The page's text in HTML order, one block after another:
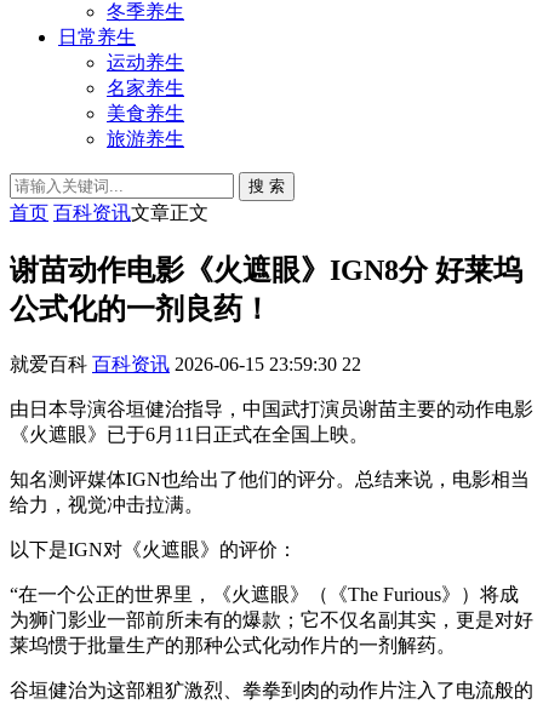
冬季养生
日常养生
运动养生
名家养生
美食养生
旅游养生
搜 索
首页 百科资讯文章正文
谢苗动作电影《火遮眼》IGN8分 好莱坞
公式化的一剂良药！
就爱百科 百科资讯 2026-06-15 23:59:30 22
由日本导演谷垣健治指导，中国武打演员谢苗主要的动作电影
《火遮眼》已于6月11日正式在全国上映。
知名测评媒体IGN也给出了他们的评分。总结来说，电影相当
给力，视觉冲击拉满。
以下是IGN对《火遮眼》的评价：
“在一个公正的世界里，《火遮眼》（《The Furious》）将成
为狮门影业一部前所未有的爆款；它不仅名副其实，更是对好
莱坞惯于批量生产的那种公式化动作片的一剂解药。
谷垣健治为这部粗犷激烈、拳拳到肉的动作片注入了电流般的